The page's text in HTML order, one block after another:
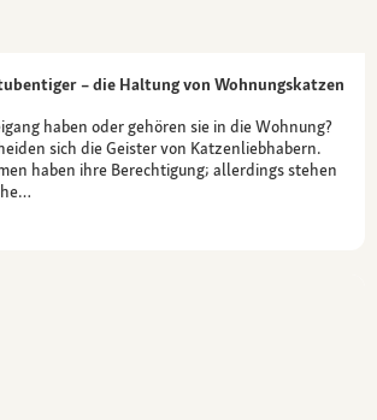
– die Haltung von Wohnungskatzen
haben oder gehören sie in die Wohnung?
sich die Geister von Katzenliebhabern.
haben ihre Berechtigung; allerdings stehen